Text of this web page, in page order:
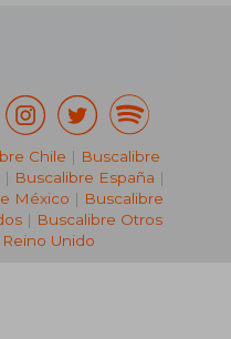
Chile | Buscalibre
| Buscalibre España |
México | Buscalibre
| Buscalibre Otros
Unido